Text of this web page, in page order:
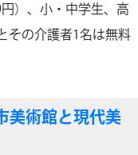
）、小・中学生、高
その介護者1名は無料
美術館と現代美